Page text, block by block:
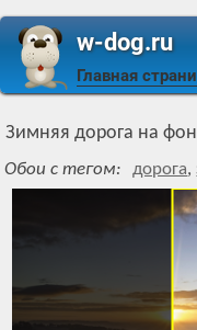
w-dog.ru
Главная
Зимняя дорога на
Обои с тегом: дорога,